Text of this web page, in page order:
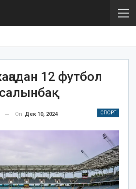
12 футбол
СПОРТ
On Дек 10, 2024